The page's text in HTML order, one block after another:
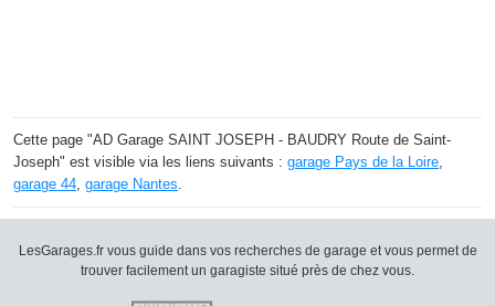
Cette page "AD Garage SAINT JOSEPH - BAUDRY Route de Saint-
Joseph" est visible via les liens suivants : garage Pays de la Loire
garage 44 garage Nantes
LesGarages.fr vous guide dans vos recherches de garage et vous permet de
trouver facilement un garagiste situé près de chez vous.